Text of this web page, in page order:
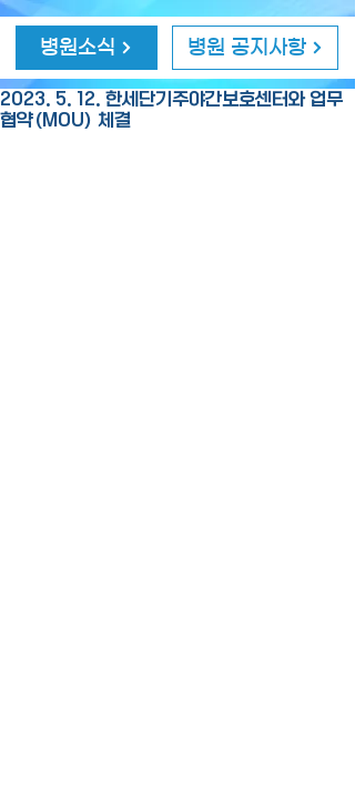
병원소식 병원 공지사항
2023. 5. 12. 한세단기주야간보호센터와 업무
협약(MOU) 체결